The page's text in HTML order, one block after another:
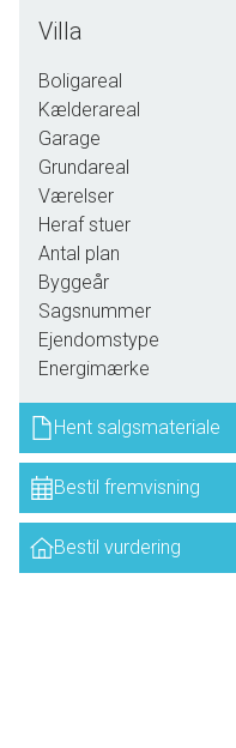
mm - og alle
Ejendommen er
stor kælder med bla
og stueplan med flere
værelser.
En oplagt ejendom til
erhverv, udlejning mm.
Ejendommen kan også
Huset har 2 indgange
Fra indkørsel er der
wc, badeværelse,
lille kontor/værelse ud
er ved soveværelse
der indgang til huset
vindfang - hvor der er
Over garage er der
Villa
Boligareal
Kælderareal
Garage
Grundareal
Værelser
Heraf stuer
Antal plan
Byggeår
Sagsnummer
Ejendomstype
Energimærke
Hent salgsmateriale
Bestil fremvisning
Bestil vurdering